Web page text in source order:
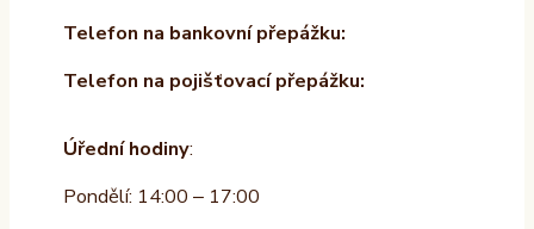
Telefon na bankovní přepážku:
Telefon na pojišťovací přepážku:
Úřední hodiny:
Pondělí: 14:00 – 17:00